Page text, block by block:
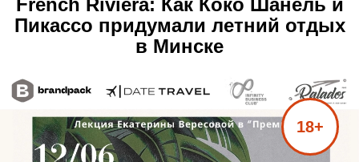
French Riviera: Как Коко Шанель и
Пикассо придумали летний отдых
в Минске
18+